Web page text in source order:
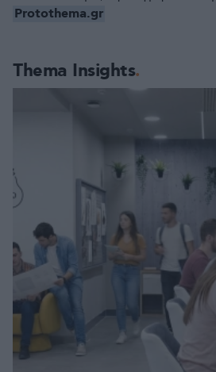
Thema Insights
Protothema.gr